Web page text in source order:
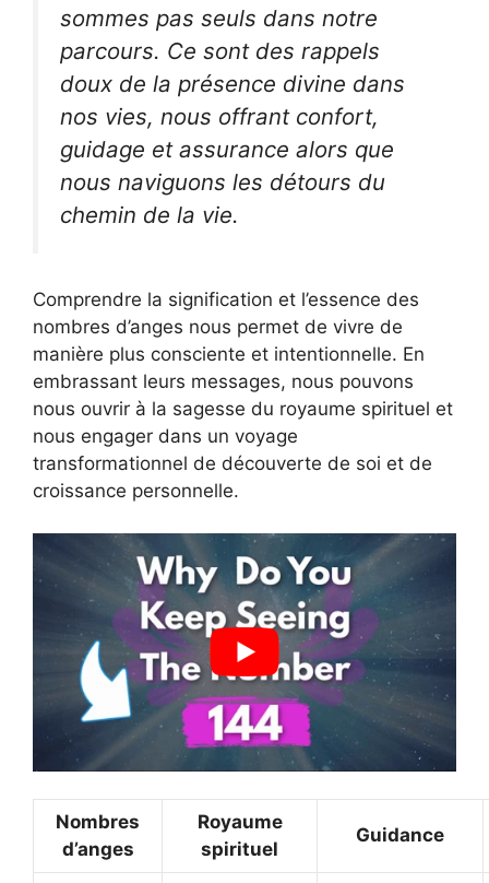
sommes pas seuls dans notre
parcours. Ce sont des rappels
doux de la présence divine dans
nos vies, nous offrant confort,
guidage et assurance alors que
nous naviguons les détours du
chemin de la vie.
Comprendre la signification et l’essence des
nombres d’anges nous permet de vivre de
manière plus consciente et intentionnelle. En
embrassant leurs messages, nous pouvons
nous ouvrir à la sagesse du royaume spirituel et
nous engager dans un voyage
transformationnel de découverte de soi et de
croissance personnelle.
Nombres
d’anges
Royaume
spirituel
Guidance